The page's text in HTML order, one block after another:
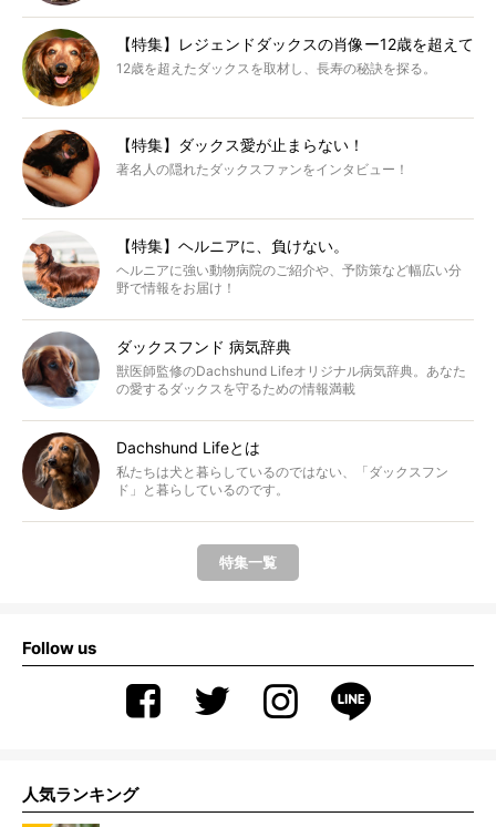
【特集】レジェンドダックスの肖像ー12歳を超えて
12歳を超えたダックスを取材し、長寿の秘訣を探る。
【特集】ダックス愛が止まらない！
著名人の隠れたダックスファンをインタビュー！
【特集】ヘルニアに、負けない。
ヘルニアに強い動物病院のご紹介や、予防策など幅広い分
野で情報をお届け！
ダックスフンド 病気辞典
獣医師監修のDachshund Lifeオリジナル病気辞典。あなた
の愛するダックスを守るための情報満載
Dachshund Lifeとは
私たちは犬と暮らしているのではない、「ダックスフン
ド」と暮らしているのです。
特集一覧
Follow us
人気ランキング